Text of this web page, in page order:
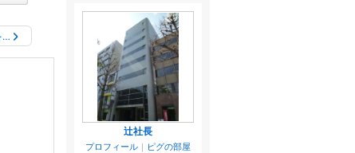
…
辻社長
プロフィール ｜ ピグの部屋